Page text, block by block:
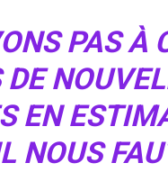
PAS À
EN
NOUS